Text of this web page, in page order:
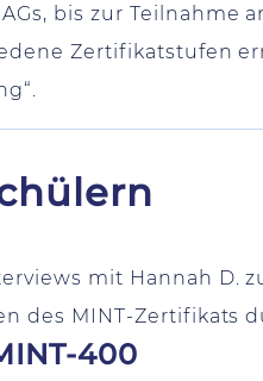
bis zur Teilnahme
Zertifikatstufen
mit Hannah D.
des MINT-Zertifikats
400